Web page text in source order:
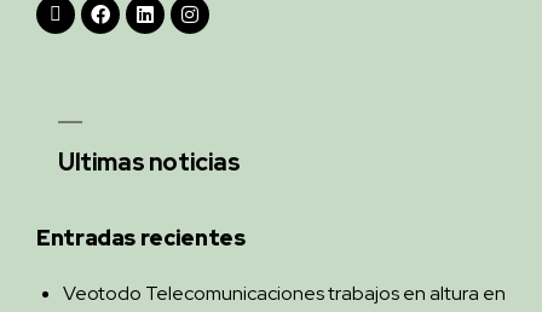
Ultimas noticias
Entradas recientes
Veotodo Telecomunicaciones trabajos en altura en